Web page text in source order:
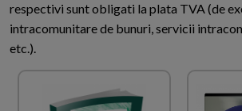
respectivi sunt obligati la plata TVA (de
intracomunitare de bunuri, servicii
etc.).